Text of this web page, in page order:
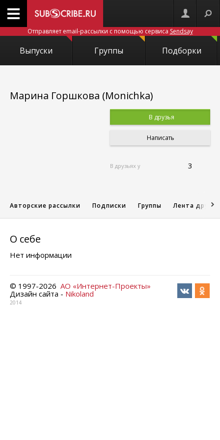
Отправляет email-рассылки с помощью сервиса Sendsay
Выпуски Группы Подборки
Марина Горшкова (Monichka)
В друзья
Написать
В друзьях у 3
Авторские рассылки Подписки Группы Лента друзей
О себе
Нет информации
© 1997-2026 АО «Интернет-Проекты»
Дизайн сайта - Nikoland
2014